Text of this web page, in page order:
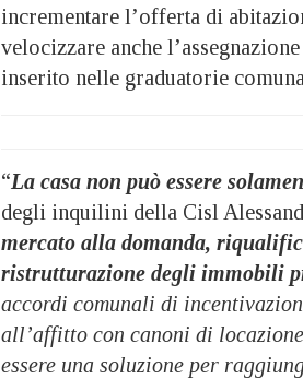
incrementare l’offerta di
velocizzare anche
inserito nelle graduatorie
“La casa non può essere
degli inquilini della Cisl
mercato alla domanda,
ristrutturazione degli immobili
accordi comunali di
all’affitto con canoni di
essere una soluzione per